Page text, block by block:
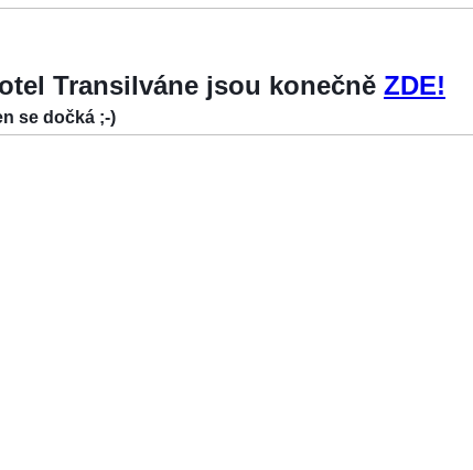
Transilváne jsou konečně ZDE!
se dočká ;-)